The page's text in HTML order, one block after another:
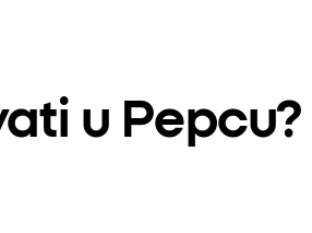
u Pepcu?